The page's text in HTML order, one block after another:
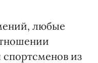
любые
спортсменов из